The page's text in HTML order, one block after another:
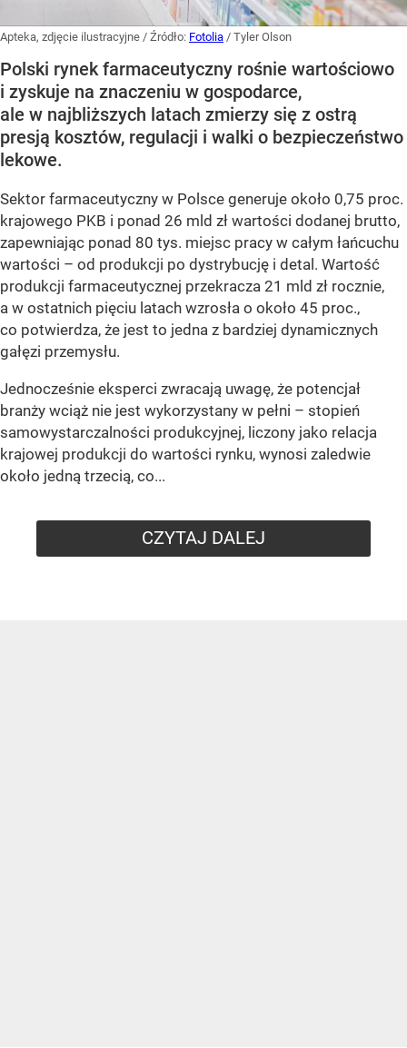
Apteka, zdjęcie ilustracyjne / Źródło: Fotolia / Tyler Olson
Polski rynek farmaceutyczny rośnie wartościowo
i zyskuje na znaczeniu w gospodarce,
ale w najbliższych latach zmierzy się z ostrą
presją kosztów, regulacji i walki o bezpieczeństwo
lekowe.
Sektor farmaceutyczny w Polsce generuje około 0,75 proc.
krajowego PKB i ponad 26 mld zł wartości dodanej brutto,
zapewniając ponad 80 tys. miejsc pracy w całym łańcuchu
wartości – od produkcji po dystrybucję i detal. Wartość
produkcji farmaceutycznej przekracza 21 mld zł rocznie,
a w ostatnich pięciu latach wzrosła o około 45 proc.,
co potwierdza, że jest to jedna z bardziej dynamicznych
gałęzi przemysłu.
Jednocześnie eksperci zwracają uwagę, że potencjał
branży wciąż nie jest wykorzystany w pełni – stopień
samowystarczalności produkcyjnej, liczony jako relacja
krajowej produkcji do wartości rynku, wynosi zaledwie
około jedną trzecią, co...
CZYTAJ DALEJ